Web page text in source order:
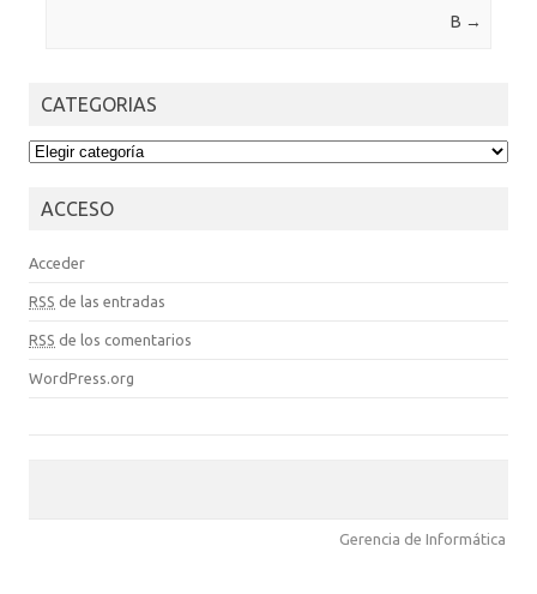
B →
CATEGORIAS
CATEGORIAS
ACCESO
Acceder
RSS de las entradas
RSS de los comentarios
WordPress.org
Gerencia de Informática